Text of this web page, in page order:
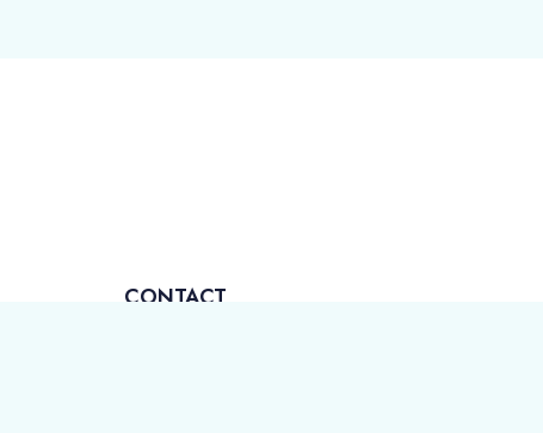
CONTACT